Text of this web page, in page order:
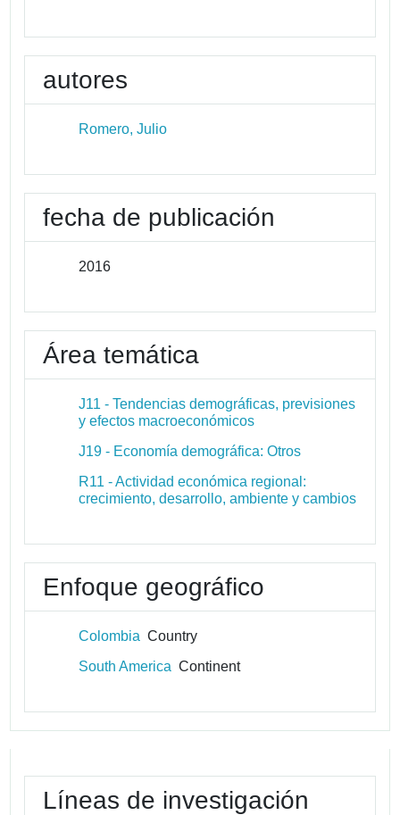
autores
Romero, Julio
fecha de publicación
2016
Área temática
J11 - Tendencias demográficas, previsiones
y efectos macroeconómicos
J19 - Economía demográfica: Otros
R11 - Actividad económica regional:
crecimiento, desarrollo, ambiente y cambios
Enfoque geográfico
Colombia Country
South America Continent
Líneas de investigación